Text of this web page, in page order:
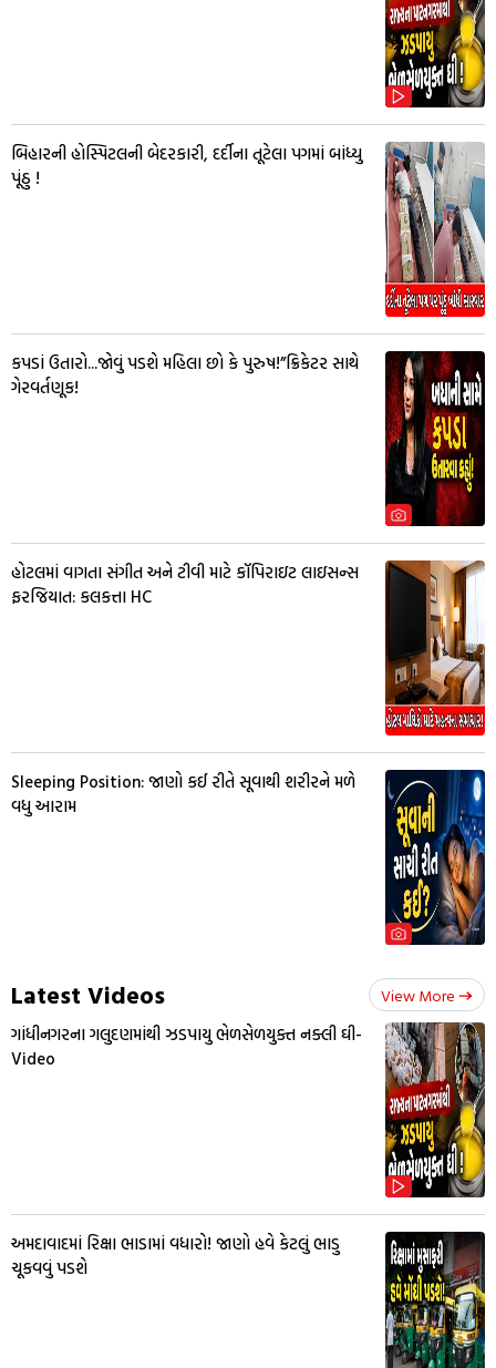
બિહારની હોસ્પિટલની બેદરકારી, દર્દીના તૂટેલા પગમાં બાંધ્યુ
પૂંઠુ !
કપડાં ઉતારો...જોવું પડશે મહિલા છો કે પુરુષ!”ક્રિકેટર સાથે
ગેરવર્તણૂક!
હોટલમાં વાગતા સંગીત અને ટીવી માટે કૉપિરાઇટ લાઇસન્સ
ફરજિયાત: કલકત્તા HC
Sleeping Position: જાણો કઈ રીતે સૂવાથી શરીરને મળે
વધુ આરામ
Latest Videos View More
ગાંધીનગરના ગલુદણમાંથી ઝડપાયુ ભેળસેળયુક્ત નક્લી ઘી-
Video
અમદાવાદમાં રિક્ષા ભાડામાં વધારો! જાણો હવે કેટલું ભાડુ
ચૂકવવું પડશે